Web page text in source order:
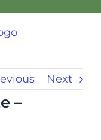
Next
–